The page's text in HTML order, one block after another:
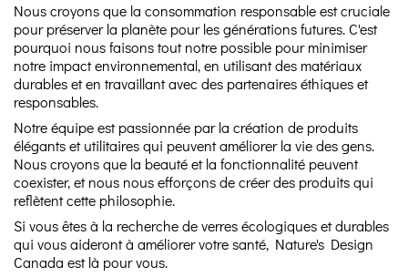
Nous croyons que la consommation responsable est cruciale
pour préserver la planète pour les générations futures. C'est
pourquoi nous faisons tout notre possible pour minimiser
notre impact environnemental, en utilisant des matériaux
durables et en travaillant avec des partenaires éthiques et
responsables.
Notre équipe est passionnée par la création de produits
élégants et utilitaires qui peuvent améliorer la vie des gens.
Nous croyons que la beauté et la fonctionnalité peuvent
coexister, et nous nous efforçons de créer des produits qui
reflètent cette philosophie.
Si vous êtes à la recherche de verres écologiques et durables
qui vous aideront à améliorer votre santé, Nature's Design
Canada est là pour vous.